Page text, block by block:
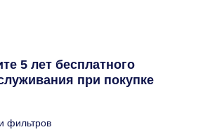
5 лет бесплатного
при покупке
фильтров